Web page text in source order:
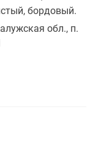
бордовый.
обл., п.